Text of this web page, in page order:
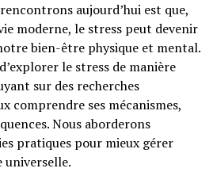
aujourd’hui est que,
moderne, le stress peut devenir
bien-être physique et mental.
le stress de manière
sur des recherches
comprendre ses mécanismes,
Nous aborderons
pratiques pour mieux gérer
universelle.